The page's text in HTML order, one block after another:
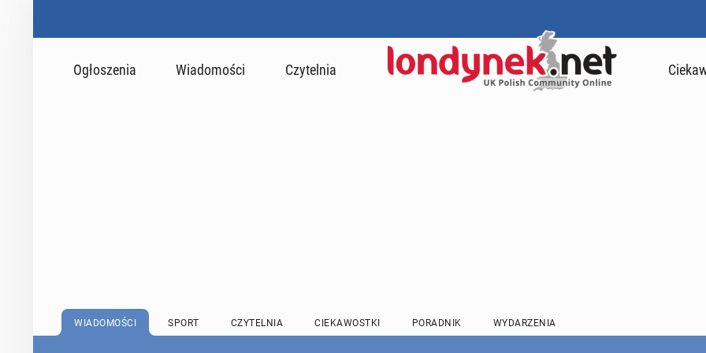
Ogłoszenia Wiadomości Czytelnia
WIADOMOŚCI SPORT CZYTELNIA CIEKAWOSTKI PORADNIK WYDARZENIA